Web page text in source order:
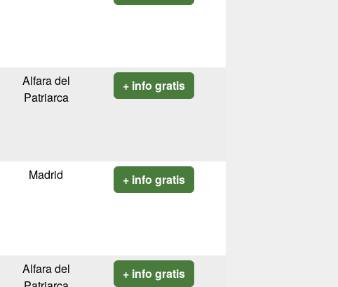
Alfara del
Patriarca
+ info gratis
Madrid + info gratis
Alfara del
+ info gratis